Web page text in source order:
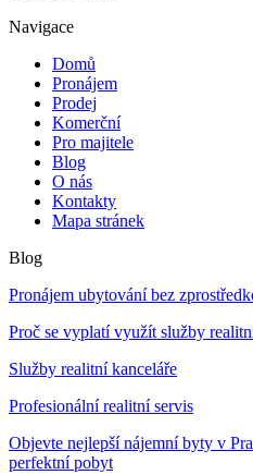
Navigace
Domů
Pronájem
Prodej
Komerční
Pro majitele
Blog
O nás
Kontakty
Mapa stránek
Blog
Pronájem ubytování bez
Proč se vyplatí využít služby
Služby realitní kanceláře
Profesionální realitní servis
Objevte nejlepší nájemní byty v
perfektní pobyt